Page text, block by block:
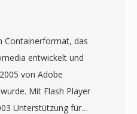
Containerformat, das
entwickelt und
von Adobe
Mit Flash Player
Unterstützung für